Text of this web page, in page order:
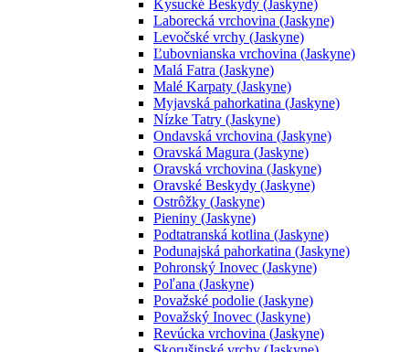
Kysucké Beskydy (Jaskyne)
Laborecká vrchovina (Jaskyne)
Levočské vrchy (Jaskyne)
Ľubovnianska vrchovina (Jaskyne)
Malá Fatra (Jaskyne)
Malé Karpaty (Jaskyne)
Myjavská pahorkatina (Jaskyne)
Nízke Tatry (Jaskyne)
Ondavská vrchovina (Jaskyne)
Oravská Magura (Jaskyne)
Oravská vrchovina (Jaskyne)
Oravské Beskydy (Jaskyne)
Ostrôžky (Jaskyne)
Pieniny (Jaskyne)
Podtatranská kotlina (Jaskyne)
Podunajská pahorkatina (Jaskyne)
Pohronský Inovec (Jaskyne)
Poľana (Jaskyne)
Považské podolie (Jaskyne)
Považský Inovec (Jaskyne)
Revúcka vrchovina (Jaskyne)